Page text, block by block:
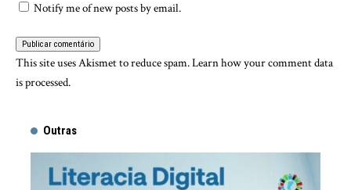
Notify me of new posts by email.
This site uses Akismet to reduce spam.Learn how your comment data
is processed.
Outras